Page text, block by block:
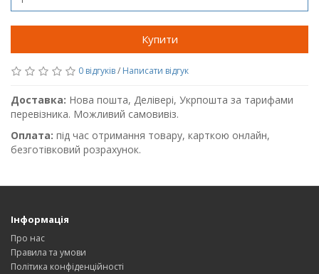
Купити
0 відгуків/ Написати відгук
Доставка: Нова пошта, Делівері, Укрпошта за тарифами
перевізника. Можливий самовивіз.
Оплата: під час отримання товару, карткою онлайн,
безготівковий розрахунок.
Інформація
Про нас
Правила та умови
Політика конфіденційності